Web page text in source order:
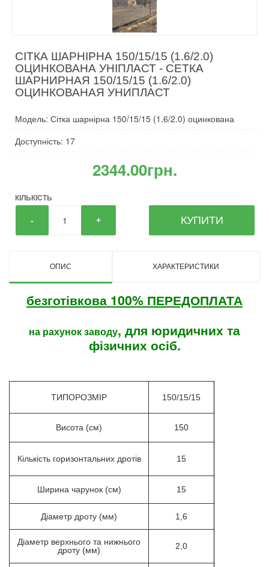
СІТКА ШАРНІРНА 150/15/15 (1.6/2.0)
ОЦИНКОВАНА УНІПЛАСТ - СЕТКА
ШАРНИРНАЯ 150/15/15 (1.6/2.0)
ОЦИНКОВАНАЯ УНИПЛАСТ
Модель: Сітка шарнірна 150/15/15 (1.6/2.0) оцинкована
Доступність: 17
2344.00грн.
КІЛЬКІСТЬ
- + КУПИТИ
ОПИС ХАРАКТЕРИСТИКИ
безготівкова 100% ПЕРЕДОПЛАТА
на рахунок заводу, для юридичних та
фізичних осіб.
ТИПОРОЗМІР 150/15/15
Висота (см) 150
Кількість горизонтальних дротів 15
Ширина чарунок (см) 15
Діаметр дроту (мм) 1,6
Діаметр верхнього та нижнього
дроту (мм)
2,0